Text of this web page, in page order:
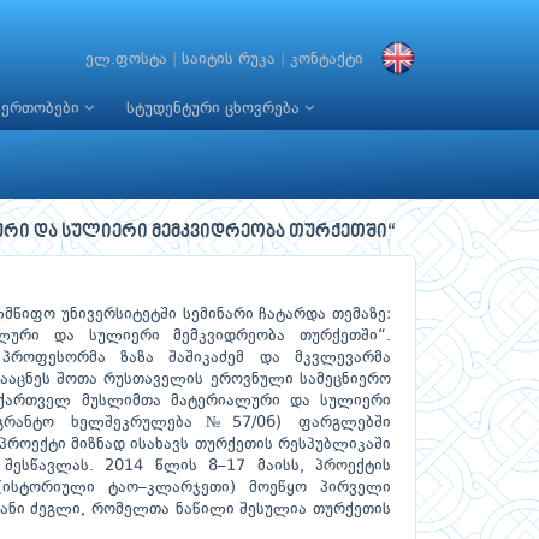
ელ.ფოსტა საიტის რუკა კონტაქტი
სტუდენტური ცხოვრება
და სულიერი მემკვიდრეობა თურქეთში“
უნივერსიტეტში სემინარი ჩატარდა თემაზე:
და სულიერი მემკვიდრეობა თურქეთში“.
ზაზა შაშიკაძემ და მკვლევარმა
შოთა რუსთაველის ეროვნული სამეცნიერო
მუსლიმთა მატერიალური და სულიერი
ხელშეკრულება№57/06) ფარგლებში
მიზნად ისახავს თურქეთის რესპუბლიკაში
2014 წლის 8–17 მაისს, პროექტის
ტაო–კლარჯეთი) მოეწყო პირველი
ძეგლი, რომელთა ნაწილი შესულია თურქეთის